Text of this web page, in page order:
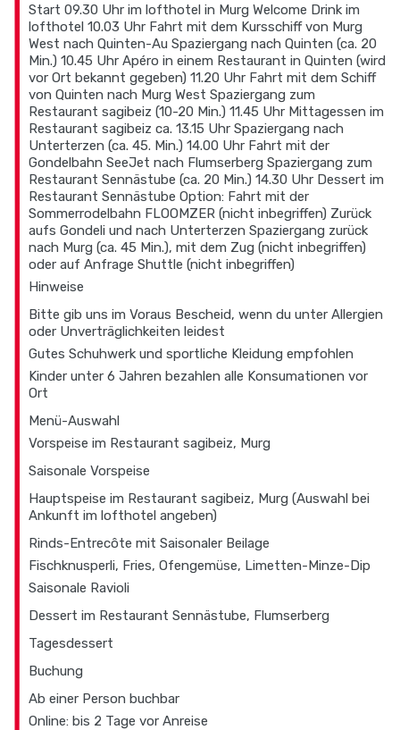
Start 09.30 Uhr im lofthotel in Murg Welcome Drink im
lofthotel 10.03 Uhr Fahrt mit dem Kursschiff von Murg
West nach Quinten-Au Spaziergang nach Quinten (ca. 20
Min.) 10.45 Uhr Apéro in einem Restaurant in Quinten (wird
vor Ort bekannt gegeben) 11.20 Uhr Fahrt mit dem Schiff
von Quinten nach Murg West Spaziergang zum
Restaurant sagibeiz (10-20 Min.) 11.45 Uhr Mittagessen im
Restaurant sagibeiz ca. 13.15 Uhr Spaziergang nach
Unterterzen (ca. 45. Min.) 14.00 Uhr Fahrt mit der
Gondelbahn SeeJet nach Flumserberg Spaziergang zum
Restaurant Sennästube (ca. 20 Min.) 14.30 Uhr Dessert im
Restaurant Sennästube Option: Fahrt mit der
Sommerrodelbahn FLOOMZER (nicht inbegriffen) Zurück
aufs Gondeli und nach Unterterzen Spaziergang zurück
nach Murg (ca. 45 Min.), mit dem Zug (nicht inbegriffen)
oder auf Anfrage Shuttle (nicht inbegriffen)
Hinweise
Bitte gib uns im Voraus Bescheid, wenn du unter Allergien
oder Unverträglichkeiten leidest
Gutes Schuhwerk und sportliche Kleidung empfohlen
Kinder unter 6 Jahren bezahlen alle Konsumationen vor
Ort
Menü-Auswahl
Vorspeise im Restaurant sagibeiz, Murg
Saisonale Vorspeise
Hauptspeise im Restaurant sagibeiz, Murg (Auswahl bei
Ankunft im lofthotel angeben)
Rinds-Entrecôte mit Saisonaler Beilage
Fischknusperli, Fries, Ofengemüse, Limetten-Minze-Dip
Saisonale Ravioli
Dessert im Restaurant Sennästube, Flumserberg
Tagesdessert
Buchung
Ab einer Person buchbar
Online: bis 2 Tage vor Anreise